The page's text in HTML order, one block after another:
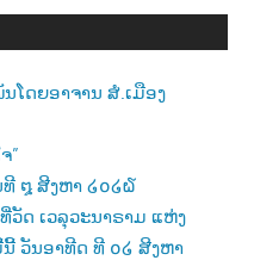
ໂດຍອາຈານ ສໍ.ເມືອງ
”
ທີ ໘ ສີງຫາ ໒໐໒໖
ວັດ ເວລຸວະນາຣາມ ແຫ່ງ
ວັນອາທີດ ທີ ໐໒ ສີງຫາ